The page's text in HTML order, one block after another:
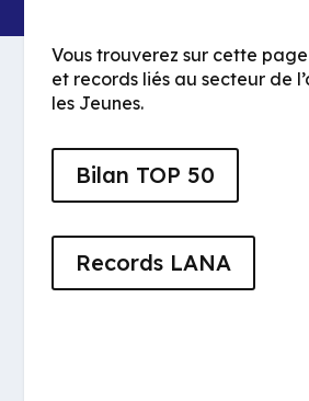
Vous trouverez sur cette
et records liés au secteur de
les Jeunes.
Bilan TOP 50
Records LANA